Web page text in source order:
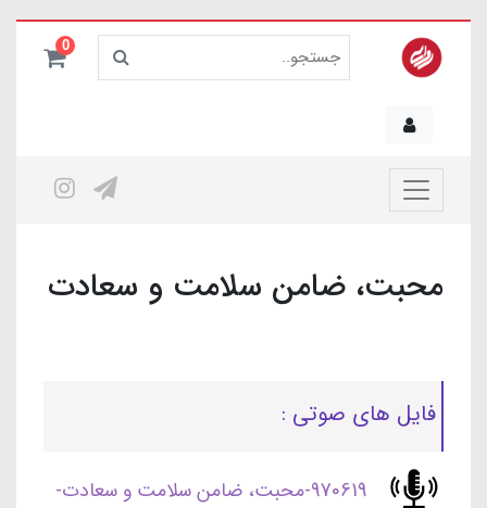
0
محبت، ضامن سلامت و سعادت
فایل های صوتی :
970619-محبت، ضامن سلامت و سعادت-